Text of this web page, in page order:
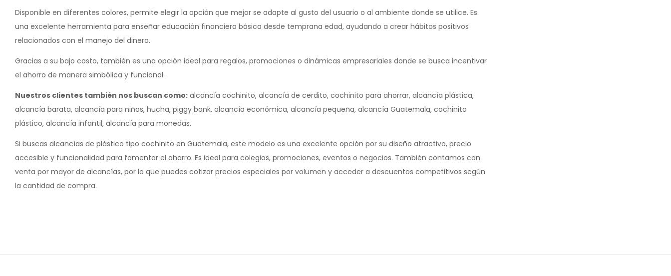
Disponible en diferentes colores, permite elegir la opción que mejor se adapte al gusto del usuario o al ambiente donde se utilice. Es
una excelente herramienta para enseñar educación financiera básica desde temprana edad, ayudando a crear hábitos positivos
relacionados con el manejo del dinero.
Gracias a su bajo costo, también es una opción ideal para regalos, promociones o dinámicas empresariales donde se busca incentivar
el ahorro de manera simbólica y funcional.
Nuestros clientes también nos buscan como: alcancía cochinito, alcancía de cerdito, cochinito para ahorrar, alcancía plástica,
alcancía barata, alcancía para niños, hucha, piggy bank, alcancía económica, alcancía pequeña, alcancía Guatemala, cochinito
plástico, alcancía infantil, alcancía para monedas.
Si buscas alcancías de plástico tipo cochinito en Guatemala, este modelo es una excelente opción por su diseño atractivo, precio
accesible y funcionalidad para fomentar el ahorro. Es ideal para colegios, promociones, eventos o negocios. También contamos con
venta por mayor de alcancías, por lo que puedes cotizar precios especiales por volumen y acceder a descuentos competitivos según
la cantidad de compra.